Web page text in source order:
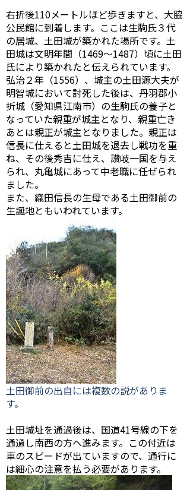
右折後110メートルほど歩きますと、大脇
公民館に到着します。ここは生駒氏３代
の居城、土田城が築かれた場所です。土
田城は文明年間（1469～1487）頃に土田
氏により築かれたと伝えられています。
弘治２年（1556）、城主の土田源大夫が
明智城において討死した後は、丹羽郡小
折城（愛知県江南市）の生駒氏の養子と
なっていた親重が城主となり、親重亡き
あとは親正が城主となりました。親正は
信長に仕えると土田城を退去し戦功を重
ね、その後秀吉に仕え、讃岐一国を与え
られ、丸亀城にあって中老職に任ぜられ
ました。
また、織田信長の生母である土田御前の
生誕地ともいわれています。
土田御前の出自には複数の説がありま
す。
土田城址を通過後は、国道41号線の下を
通過し南西の方へ進みます。この付近は
車のスピードが出ていますので、通行に
は細心の注意を払う必要があります。